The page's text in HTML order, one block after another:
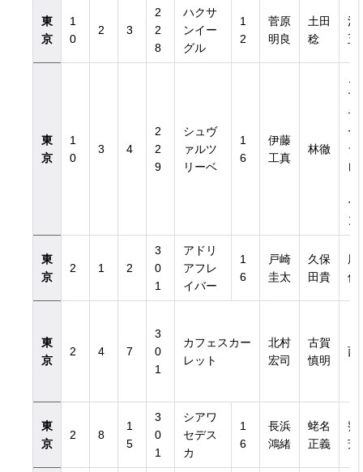
東
京
1
0
2 3
2
2
8
ハクサ
ンイー
グル
1
2
菅原
明良
土田
稔
河
五
東
京
1
0
3 4
2
2
9
シュヴ
ァルツ
リーベ
1
6
伊藤
工真
林徹
マ
デ
ー
ラ
レ
ー
ン
東
京
2 1 2
3
0
1
アドリ
アフレ
イバー
1
6
戸崎
圭太
久保
田貴
尾
信
東
京
2 4 7
3
0
1
カフェスカー
レット
北村
宏司
古賀
慎明
西
東
京
2 8
1
5
3
0
1
シアワ
セデス
カ
1
6
長浜
鴻緒
蛯名
正義
窪
芳